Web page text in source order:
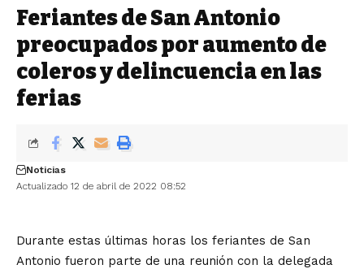
Feriantes de San Antonio
preocupados por aumento de
coleros y delincuencia en las
ferias
Actualizado 12 de abril de 2022 08:52
Noticias
Durante estas últimas horas los feriantes de San
Antonio fueron parte de una reunión con la delegada